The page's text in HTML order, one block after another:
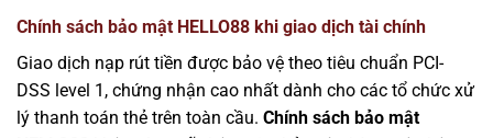
Chính sách bảo mật HELLO88 khi giao dịch tài chính
Giao dịch nạp rút tiền được bảo vệ theo tiêu chuẩn PCI-
DSS level 1, chứng nhận cao nhất dành cho các tổ chức xử
lý thanh toán thẻ trên toàn cầu. Chính sách bảo mật